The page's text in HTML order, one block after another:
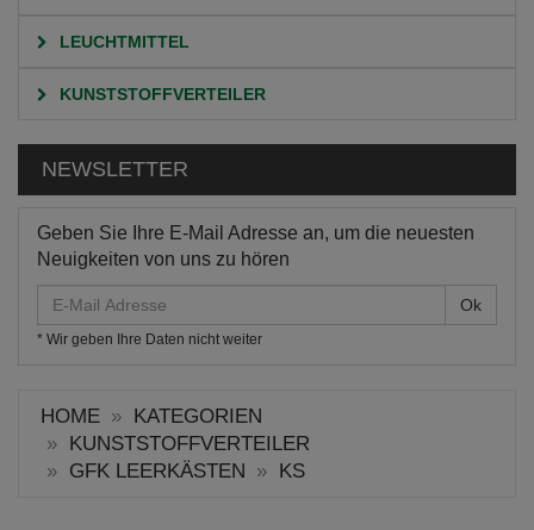
LEUCHTMITTEL
KUNSTSTOFFVERTEILER
NEWSLETTER
Geben Sie Ihre E-Mail Adresse an, um die neuesten
Neuigkeiten von uns zu hören
Mail
Adresse
* Wir geben Ihre Daten nicht weiter
HOME
KATEGORIEN
KUNSTSTOFFVERTEILER
GFK LEERKÄSTEN
KS